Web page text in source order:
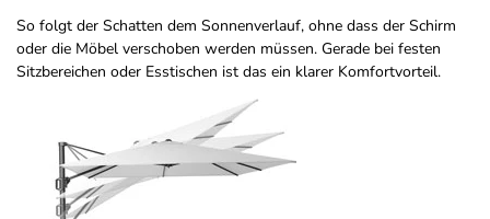
So folgt der Schatten dem Sonnenverlauf, ohne dass der Schirm
oder die Möbel verschoben werden müssen. Gerade bei festen
Sitzbereichen oder Esstischen ist das ein klarer Komfortvorteil.